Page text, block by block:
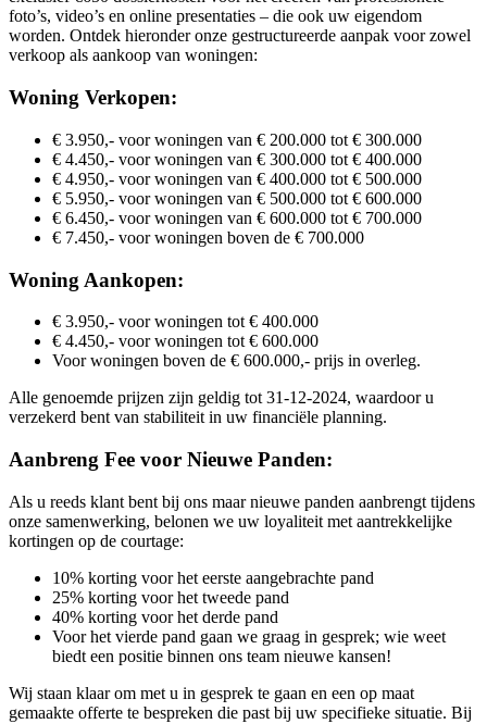
foto’s, video’s en online presentaties – die ook uw eigendom
worden. Ontdek hieronder onze gestructureerde aanpak voor zowel
verkoop als aankoop van woningen:
Woning Verkopen:
€ 3.950,- voor woningen van € 200.000 tot € 300.000
€ 4.450,- voor woningen van € 300.000 tot € 400.000
€ 4.950,- voor woningen van € 400.000 tot € 500.000
€ 5.950,- voor woningen van € 500.000 tot € 600.000
€ 6.450,- voor woningen van € 600.000 tot € 700.000
€ 7.450,- voor woningen boven de € 700.000
Woning Aankopen:
€ 3.950,- voor woningen tot € 400.000
€ 4.450,- voor woningen tot € 600.000
Voor woningen boven de € 600.000,- prijs in overleg.
Alle genoemde prijzen zijn geldig tot 31-12-2024, waardoor u
verzekerd bent van stabiliteit in uw financiële planning.
Aanbreng Fee voor Nieuwe Panden:
Als u reeds klant bent bij ons maar nieuwe panden aanbrengt tijdens
onze samenwerking, belonen we uw loyaliteit met aantrekkelijke
kortingen op de courtage:
10% korting voor het eerste aangebrachte pand
25% korting voor het tweede pand
40% korting voor het derde pand
Voor het vierde pand gaan we graag in gesprek; wie weet
biedt een positie binnen ons team nieuwe kansen!
Wij staan klaar om met u in gesprek te gaan en een op maat
gemaakte offerte te bespreken die past bij uw specifieke situatie. Bij